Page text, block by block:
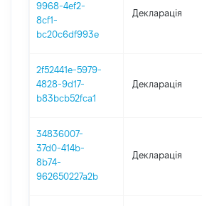
9968-4ef2-
8cf1-
bc20c6df993e
Декларація
2f52441e-5979-
4828-9d17-
b83bcb52fca1
Декларація
34836007-
37d0-414b-
8b74-
962650227a2b
Декларація